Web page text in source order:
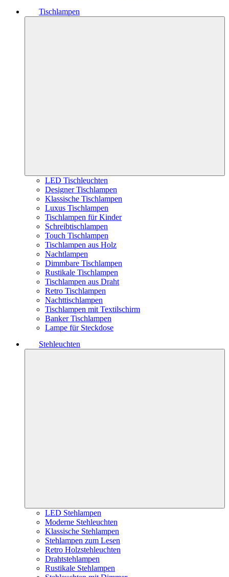
Tischlampen
LED Tischleuchten
Designer Tischlampen
Klassische Tischlampen
Luxus Tischlampen
Tischlampen für Kinder
Schreibtischlampen
Touch Tischlampen
Tischlampen aus Holz
Nachtlampen
Dimmbare Tischlampen
Rustikale Tischlampen
Tischlampen aus Draht
Retro Tischlampen
Nachttischlampen
Tischlampen mit Textilschirm
Banker Tischlampen
Lampe für Steckdose
Stehleuchten
LED Stehlampen
Moderne Stehleuchten
Klassische Stehlampen
Stehlampen zum Lesen
Retro Holzstehleuchten
Drahtstehlampen
Rustikale Stehlampen